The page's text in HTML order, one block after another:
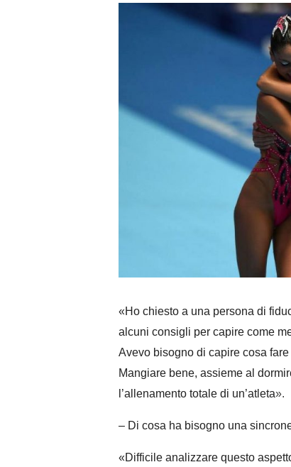
«Ho chiesto a una persona di
alcuni consigli per capire come
Avevo bisogno di capire cosa
Mangiare bene, assieme al
l’allenamento totale di un’atleta».
– Di cosa ha bisogno una
«Difficile analizzare questo